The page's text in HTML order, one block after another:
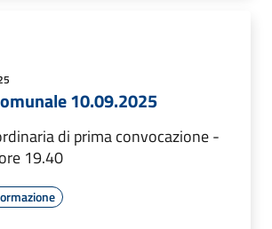
10.09.2025
di prima convocazione -
19.40